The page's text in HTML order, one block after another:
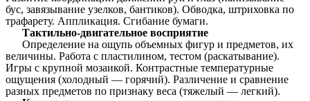
бус, завязывание узелков, бантиков). Обводка, штриховка по
трафарету. Аппликация. Сгибание бумаги.
Тактильно-двигательное восприятие
Определение на ощупь объемных фигур и предметов, их
величины. Работа с пластилином, тестом (раскатывание).
Игры с крупной мозаикой. Контрастные температурные
ощущения (холодный — горячий). Различение и сравнение
разных предметов по признаку веса (тяжелый — легкий).